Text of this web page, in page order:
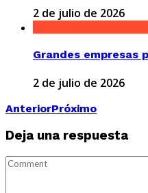
2 de julio de 2026
Grandes empresas
2 de julio de 2026
AnteriorPróximo
Deja una respuesta